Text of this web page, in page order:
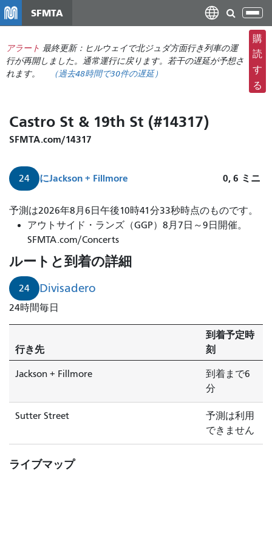
コ
ン
テ
に
SFMTA
ナ
ビ
ゲ
ー
シ
ョ
え
アラート 最終更新：ヒルウェイで北ジュダ方面行き列車の運
行が再開しました。通常運行に戻ります。若干の遅延が予想さ
れます。
（過去48時間で30件の遅延）
購
読
す
る
Castro St & 19th St (#14317)
SFMTA.com/14317
24 にJackson + Fillmore 0, 6 ミニ
24
号
デ
ィ
ビ
サ
デ
ロ
発
ジ
ャ
ソ
ン
き
＋
フ
予測は2026年8月6日午後10時41分33秒時点のものです。
アウトサイド・ランズ（GGP）8月7日～9日開催。
SFMTA.com/Concerts
ルートと到着の詳細
24 Divisadero
24時間毎日
行き先
到着予定時
刻
Jackson + Fillmore
到着まで6
分
Sutter Street
予測は利用
できません
ライブマップ